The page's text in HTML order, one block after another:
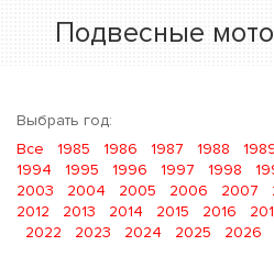
Подвесные
Выбрать год:
Все
1985 1986 1987 1988
1994
1995 1996 1997 1998
2003
2004 2005 2006 2007
2012
2013 2014 2015 2016
2022
2023 2024 2025 2026